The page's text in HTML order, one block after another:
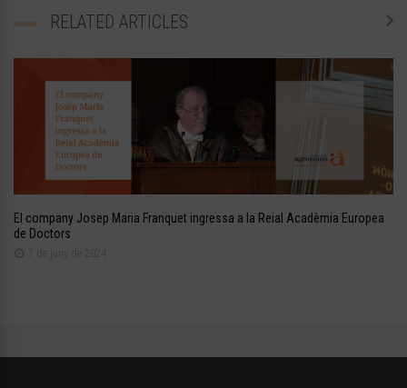
RELATED ARTICLES
El company Josep Maria Franquet ingressa a la Reial Acadèmia Europea
de Doctors
7 de juny de 2024